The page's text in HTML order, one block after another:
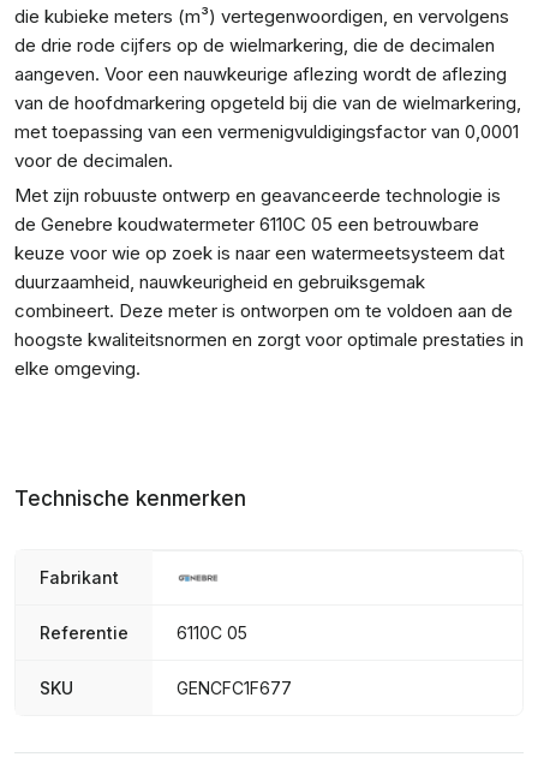
die kubieke meters (m³) vertegenwoordigen, en vervolgens
de drie rode cijfers op de wielmarkering, die de decimalen
aangeven. Voor een nauwkeurige aflezing wordt de aflezing
van de hoofdmarkering opgeteld bij die van de wielmarkering,
met toepassing van een vermenigvuldigingsfactor van 0,0001
voor de decimalen.
Met zijn robuuste ontwerp en geavanceerde technologie is
de Genebre koudwatermeter 6110C 05 een betrouwbare
keuze voor wie op zoek is naar een watermeetsysteem dat
duurzaamheid, nauwkeurigheid en gebruiksgemak
combineert. Deze meter is ontworpen om te voldoen aan de
hoogste kwaliteitsnormen en zorgt voor optimale prestaties in
elke omgeving.
Technische kenmerken
Fabrikant
Referentie 6110C 05
SKU GENCFC1F677